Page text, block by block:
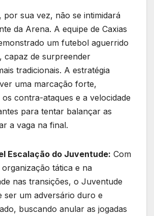
por sua vez, não se intimidará
da Arena. A equipe de Caxias
um futebol aguerrido
capaz de surpreender
tradicionais. A estratégia
uma marcação forte,
contra-ataques e a velocidade
para tentar balançar as
a vaga na final.
Escalação do Juventude: Com
tática e na
nas transições, o Juventude
ser um adversário duro e
buscando anular as jogadas